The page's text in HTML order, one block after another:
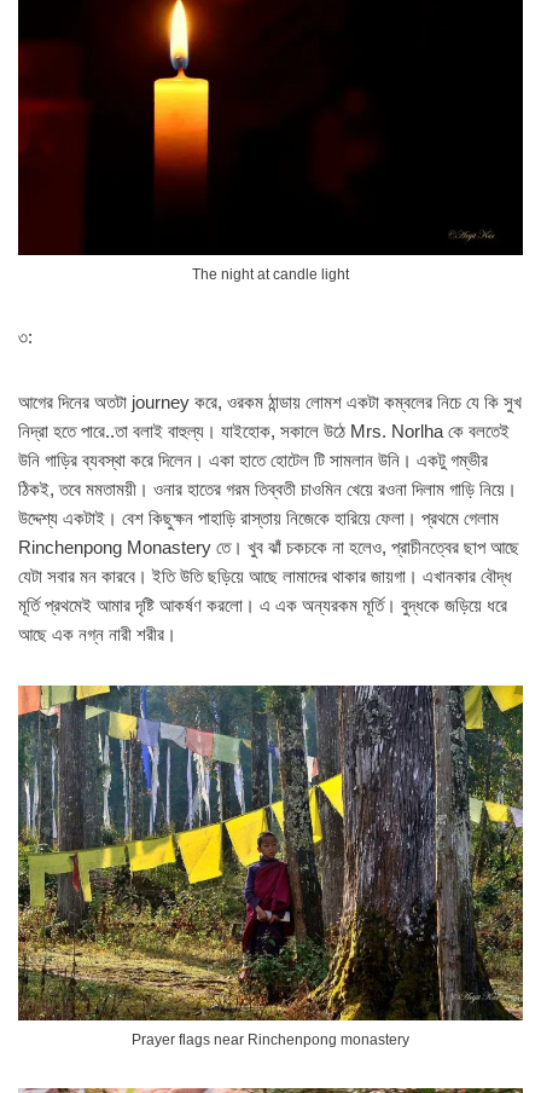
The night at candle light
৩:
আগের দিনের অতটা journey করে, ওরকম ঠান্ডায় লোমশ একটা কম্বলের নিচে যে কি সুখ
নিদ্রা হতে পারে..তা বলাই বাহুল্য। যাইহোক, সকালে উঠে Mrs. Norlha কে বলতেই
উনি গাড়ির ব্যবস্থা করে দিলেন। একা হাতে হোটেল টি সামলান উনি। একটু গম্ভীর
ঠিকই, তবে মমতাময়ী। ওনার হাতের গরম তিব্বতী চাওমিন খেয়ে রওনা দিলাম গাড়ি নিয়ে।
উদ্দেশ্য একটাই। বেশ কিছুক্ষন পাহাড়ি রাস্তায় নিজেকে হারিয়ে ফেলা। প্রথমে গেলাম
Rinchenpong Monastery তে। খুব ঝাঁ চকচকে না হলেও, প্রাচীনত্বের ছাপ আছে
যেটা সবার মন কারবে। ইতি উতি ছড়িয়ে আছে লামাদের থাকার জায়গা। এখানকার বৌদ্ধ
মূর্তি প্রথমেই আমার দৃষ্টি আকর্ষণ করলো। এ এক অন্যরকম মূর্তি। বুদ্ধকে জড়িয়ে ধরে
আছে এক নগ্ন নারী শরীর।
Prayer flags near Rinchenpong monastery